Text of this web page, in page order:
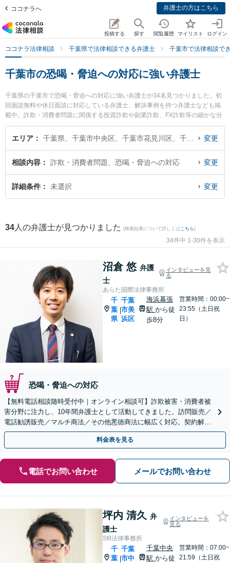
ココナラへ 弁護士の方はこちら
投稿する 探す 閲覧履歴 マイリスト ログイン
ココナラ法律相談 千葉県で法律相談できる弁護士 千葉市で法律相談で
千葉市の恐喝・脅迫への対応に強い弁護士
千葉県の千葉市で恐喝・脅迫への対応に強い弁護士が34名見つかりました。初
回面談無料や休日面談に対応している弁護士、解決事例を持つ弁護士なども掲
載中。詐欺・消費者問題に関係する投資詐欺や副業詐欺、FX詐欺等の細かな分
野での絞り込み検索もでき便利です。特にあらた国際法律事務所の沼倉 悠弁護
士やSfil法律事務所の坪内 清久弁護士、竹中法律事務所の竹中 恵弁護士のプロ
い』『恐喝・脅迫への対応のトラブル解決の実績豊富な近くの弁護士を検索し
たい』『初回相談無料で恐喝・脅迫への対応を法律相談できる千葉市内の弁護
士に相談予約したい』などでお困りの相談者さんにおすすめです。
エリア 変更
相談内容 詐欺・消費者問題、恐喝・脅迫への対応 変更
詳細条件 未選択 変更
34 人の弁護士が見つかりました (検索結果について詳しくは こちら)
34件中 1-30件を表示
沼倉 悠 弁護
士
インタビューを見
る
あらた国際法律事務所
千
葉
県
|
千葉
市美
浜区
海浜幕張
駅から徒
歩8分
営業時間：00:00~
23:55（土日祝
日）
恐喝・脅迫への対応
【無料電話相談随時受付中｜オンライン相談可】詐欺被害・消費者被
害分野に注力し、10年間弁護士として活動してきました。訪問販売／
電話勧誘販売／マルチ商法／その他悪徳商法に幅広く対応。契約解
除、返金、回収に尽力します。
料金表を見る
電話でお問い合わせ メールでお問い合わせ
坪内 清久 弁
護士
インタビューを
見る
Sfil法律事務所
千
葉 |
千葉
市中
千葉中央
駅から徒
営業時間：07:00~
21:59（土日祝